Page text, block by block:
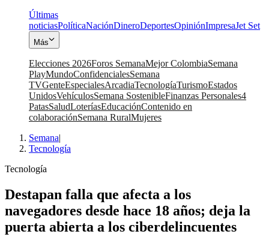
Últimas
noticiasPolíticaNaciónDineroDeportesOpiniónImpresaJet Set
Más
Elecciones 2026Foros SemanaMejor ColombiaSemana
PlayMundoConfidencialesSemana
TVGenteEspecialesArcadiaTecnologíaTurismoEstados
UnidosVehículosSemana SostenibleFinanzas Personales4
PatasSaludLoteríasEducaciónContenido en
colaboraciónSemana RuralMujeres
Semana|
Tecnología
Tecnología
Destapan falla que afecta a los
navegadores desde hace 18 años; deja la
puerta abierta a los ciberdelincuentes